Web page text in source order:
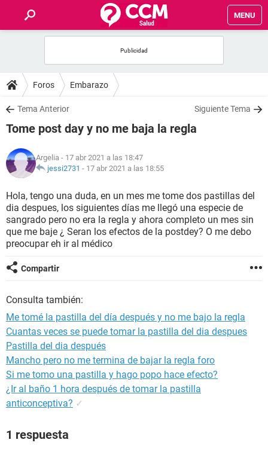
MENU
FOROS
SALUD
FAMILIA
NUTRICIÓN
BIENESTAR
SEXUALIDAD
GLOSARIO
Foros Embarazo
Tema Anterior Siguiente Tema
Tome post day y no me baja la regla
Argelia - 17 abr 2021 a las 18:47
jessi2731 - 17 abr 2021 a las 18:55
Hola, tengo una duda, en un mes me tome dos pastillas del
dia despues, los siguientes días me llegó una especie de
sangrado pero no era la regla y ahora completo un mes sin
que me baje ¿ Seran los efectos de la postdey? O me debo
preocupar eh ir al médico
Compartir
Consulta también:
Me tomé la pastilla del día después y no me bajo la regla
Cuantas veces se puede tomar la pastilla del dia despues
Pastilla del dia después
Mancho pero no me termina de bajar la regla foro
Si me tomo una pastilla y hago popo hace efecto?
¿Ir al baño 1 hora después de tomar la pastilla
anticonceptiva? ✓
1 respuesta